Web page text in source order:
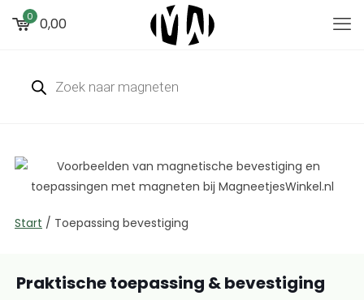
0 0,00
Start / Toepassing bevestiging
Praktische toepassing & bevestiging